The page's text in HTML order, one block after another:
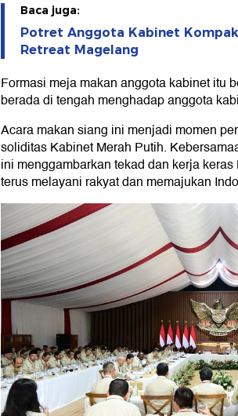
Baca juga:
Potret Anggota Kabinet
Retreat Magelang
Formasi meja makan anggota kabinet itu
berada di tengah menghadap anggota
Acara makan siang ini menjadi momen
soliditas Kabinet Merah Putih.
ini menggambarkan tekad dan kerja
terus melayani rakyat dan memajukan